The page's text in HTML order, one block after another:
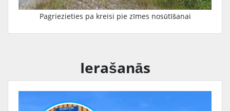
Pagriezieties pa kreisi pie zīmes nosūtīšanai
Ierašanās